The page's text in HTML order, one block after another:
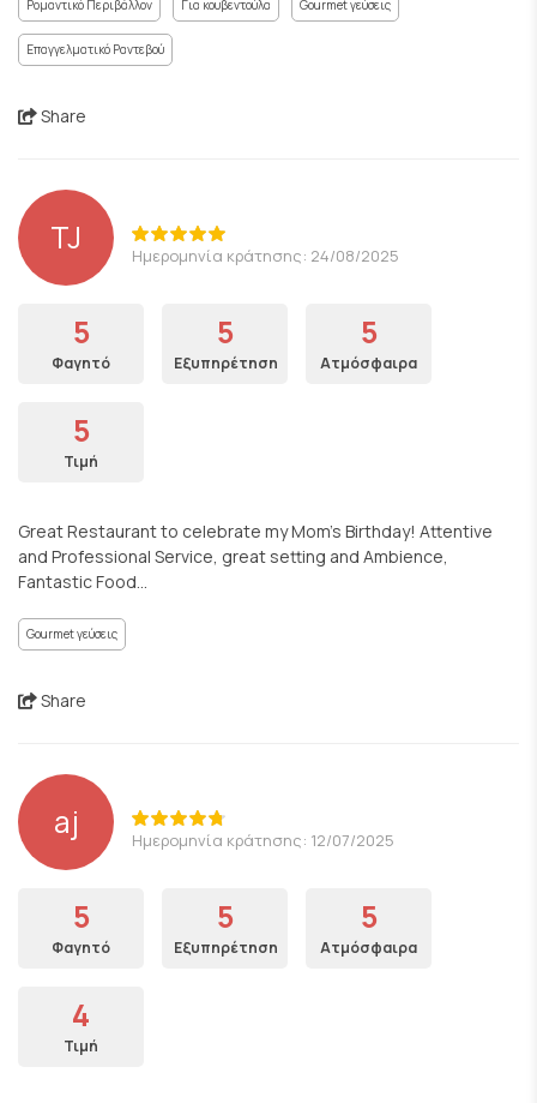
Ρομαντικό Περιβάλλον Για κουβεντούλα Gourmet γεύσεις
Επαγγελματικό Ραντεβού
Share
TJ Ημερομηνία κράτησης: 24/08/2025
5
Φαγητό
5
Εξυπηρέτηση
5
Ατμόσφαιρα
5
Τιμή
Great Restaurant to celebrate my Mom’s Birthday! Attentive
and Professional Service, great setting and Ambience,
Fantastic Food…
Gourmet γεύσεις
Share
aj Ημερομηνία κράτησης: 12/07/2025
5
Φαγητό
5
Εξυπηρέτηση
5
Ατμόσφαιρα
4
Τιμή